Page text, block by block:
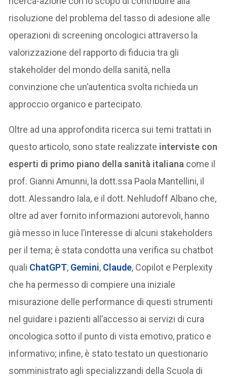
risoluzione del problema del tasso di adesione alle
operazioni di screening oncologici attraverso la
valorizzazione del rapporto di fiducia tra gli
stakeholder del mondo della sanità, nella
convinzione che un’autentica svolta richieda un
approccio organico e partecipato.
Oltre ad una approfondita ricerca sui temi trattati in
questo articolo, sono state realizzate interviste con
esperti di primo piano della sanità italiana come il
prof. Gianni Amunni, la dott.ssa Paola Mantellini, il
dott. Alessandro Iala, e il dott. Nehludoff Albano che,
oltre ad aver fornito informazioni autorevoli, hanno
già messo in luce l’interesse di alcuni stakeholders
per il tema; è stata condotta una verifica su chatbot
quali ChatGPT, Gemini, Claude, Copilot e Perplexity
che ha permesso di compiere una iniziale
misurazione delle performance di questi strumenti
nel guidare i pazienti all’accesso ai servizi di cura
oncologica sotto il punto di vista emotivo, pratico e
informativo; infine, è stato testato un questionario
somministrato agli specializzandi della Scuola di